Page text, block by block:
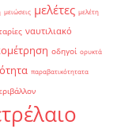
μειώσεις μελέτες μελέτη
ναυτιλιακό
οδηγοί ορυκτά
παραβατικότητατα